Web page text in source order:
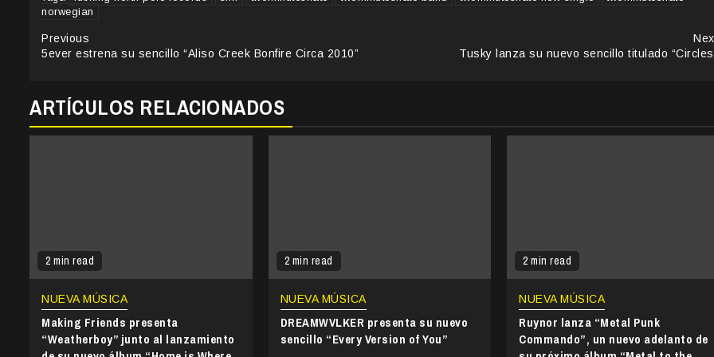
norwegian
Continue
Previous
5ever estrena su sencillo “Aliso Creek Bonfire Circa 2010”
Tusky lanza su nuevo sencillo titulado
ARTÍCULOS RELACIONADOS
2 min read
NUEVA MÚSICA
Making Friends presenta
“Weatherboy” junto al lanzamiento
2 min read
NUEVA MÚSICA
DREAMWVLKER presenta su nuevo
sencillo “Every Version of You”
2 min read
NUEVA MÚSICA
Ruynor lanza “Metal Punk
Commando”, un nuevo adelanto de